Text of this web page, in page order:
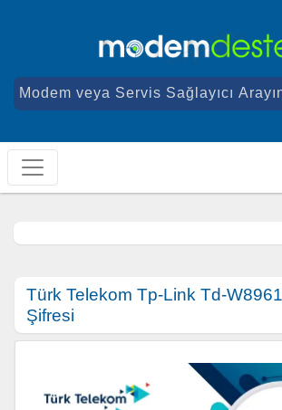
Türk Telekom Tp-Link Td-
Şifresi